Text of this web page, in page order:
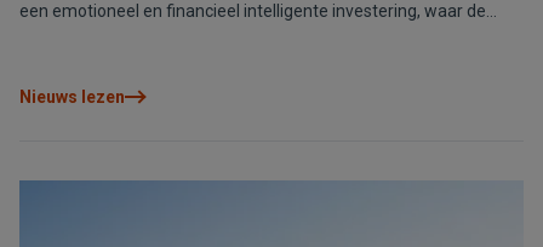
een emotioneel en financieel intelligente investering, waar de
Nieuws lezen